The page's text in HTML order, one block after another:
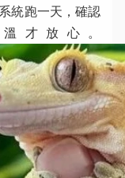
統跑一天，確認
才放心。